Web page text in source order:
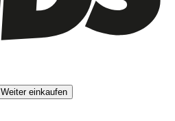
Weiter einkaufen